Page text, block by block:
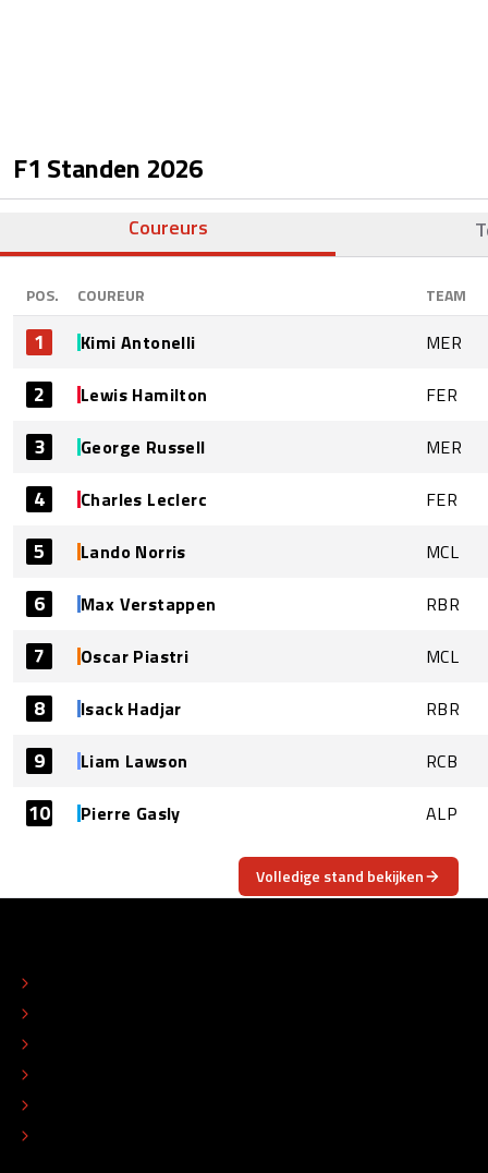
F1 Standen 2026
Coureurs
POS. COUREUR TEAM
1 Kimi Antonelli MER
2 Lewis Hamilton FER
3 George Russell MER
4 Charles Leclerc FER
5 Lando Norris MCL
6 Max Verstappen RBR
7 Oscar Piastri MCL
8 Isack Hadjar RBR
9 Liam Lawson RCB
10 Pierre Gasly ALP
Volledige stand bekijken